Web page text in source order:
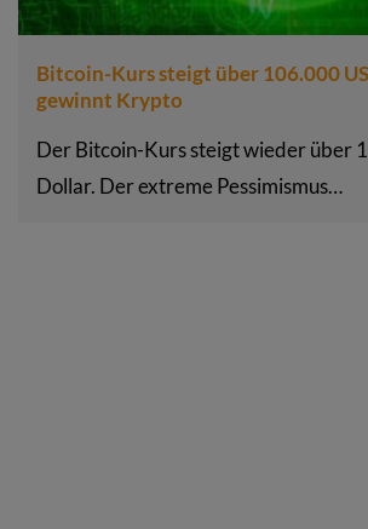
Bitcoin-Kurs steigt über 106.000
gewinnt Krypto
Der Bitcoin-Kurs steigt wieder über
Dollar. Der extreme Pessimismus…